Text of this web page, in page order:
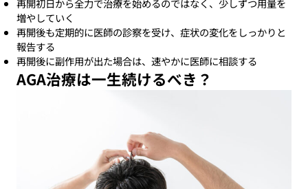
増やしていく
再開後も定期的に医師の診察を受け、症状の変化をしっかりと
報告する
再開後に副作用が出た場合は、速やかに医師に相談する
AGA治療は一生続けるべき？